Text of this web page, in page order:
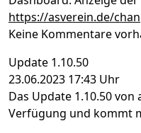
https://asverein.de/
Keine Kommentare
Update 1.10.50
23.06.2023 17:43 Uhr
Das Update 1.10.50
Verfügung und kommt